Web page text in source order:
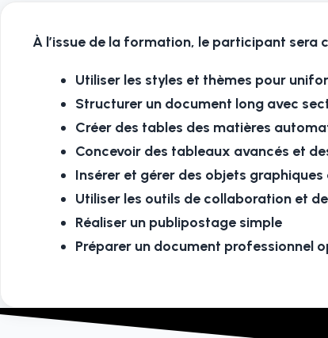
À l’issue de la formation, le participant sera
Utiliser les styles et thèmes pour
Structurer un document long avec
Créer des tables des matières
Concevoir des tableaux avancés et
Insérer et gérer des objets graphiques
Utiliser les outils de collaboration et
Réaliser un publipostage simple
Préparer un document professionnel